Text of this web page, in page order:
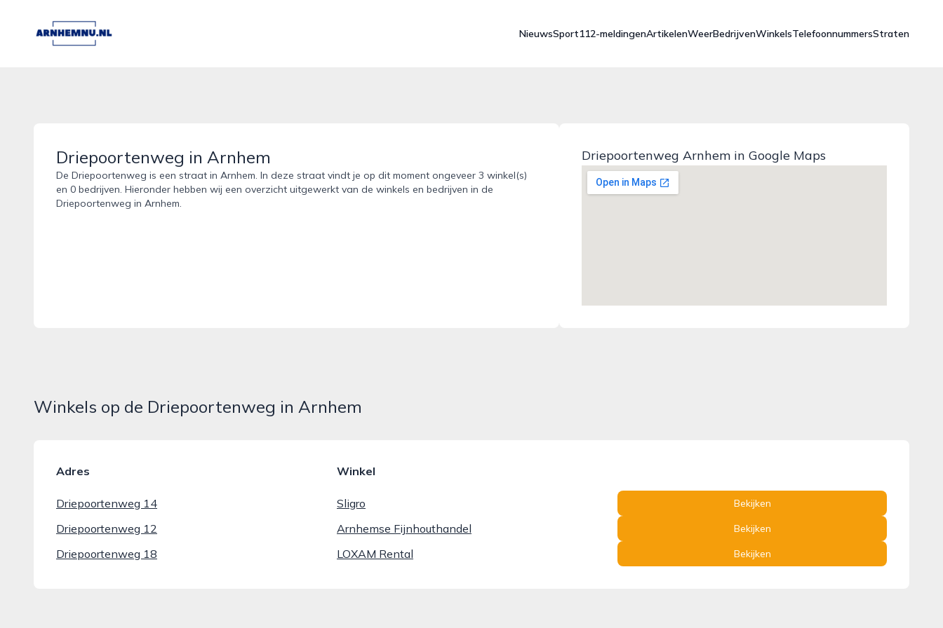
arnhemnu.nl
NieuwsSport112-meldingenArtikelenWeerBedrijvenWinkelsTelefoonnummersStraten
Driepoortenweg in Arnhem
De Driepoortenweg is een straat in Arnhem. In deze straat vindt je op dit moment ongeveer 3 winkel(s)
en 0 bedrijven. Hieronder hebben wij een overzicht uitgewerkt van de winkels en bedrijven in de
Driepoortenweg in Arnhem.
Driepoortenweg Arnhem in Google Maps
Winkels op de Driepoortenweg in Arnhem
Adres Winkel
Driepoortenweg 14 Sligro Bekijken
Driepoortenweg 12 Arnhemse Fijnhouthandel Bekijken
Driepoortenweg 18 LOXAM Rental Bekijken